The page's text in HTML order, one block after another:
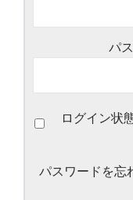
パ
ログイン状
パスワードを忘